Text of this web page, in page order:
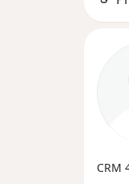
CRM